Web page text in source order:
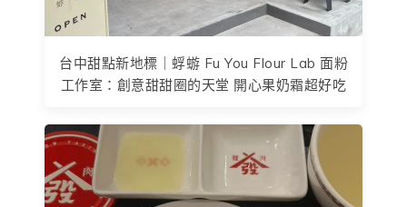
台中甜點新地標｜蜉蝣 Fu You Flour Lab 面粉
工作室：創意甜甜圈的天堂 開心果奶霜超好吃